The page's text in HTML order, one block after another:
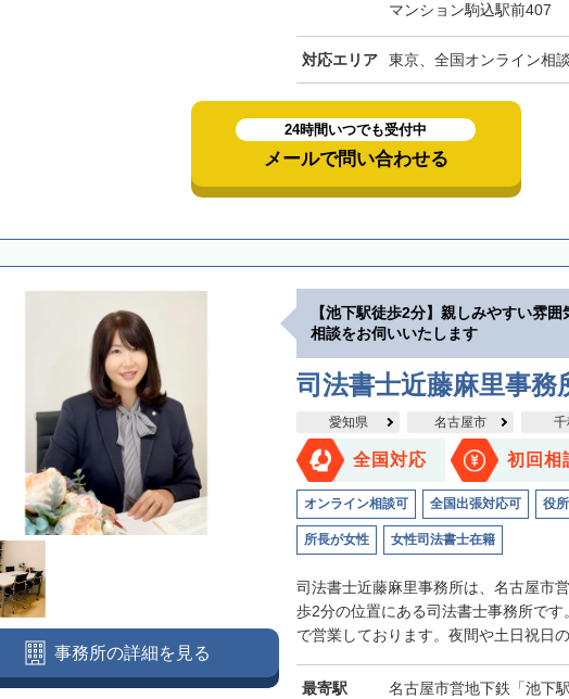
マンション駒込駅前407
対応エリア 東京、全国オンライン相
24時間いつでも受付中
メールで問い合わせる
【池下駅徒歩2分】親しみやすい雰
相談をお伺いいたします
司法書士近藤麻里事務
愛知県 名古屋市 千
全国対応 初回相
オンライン相談可 全国出張対応可 役
所長が女性 女性司法書士在籍
司法書士近藤麻里事務所は、名古屋市
歩2分の位置にある司法書士事務所です
で営業しております。夜間や土日祝日
最寄駅 名古屋市営地下鉄「池下
事務所の詳細を見る